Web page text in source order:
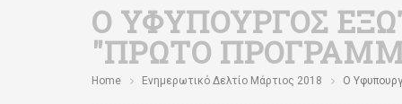
Ο ΥΦΥΠΟΥΡΓΌΣ
"ΠΡΏΤΟ
Home Ενημερωτικό Δελτίο Μάρτιος 2018 Ο